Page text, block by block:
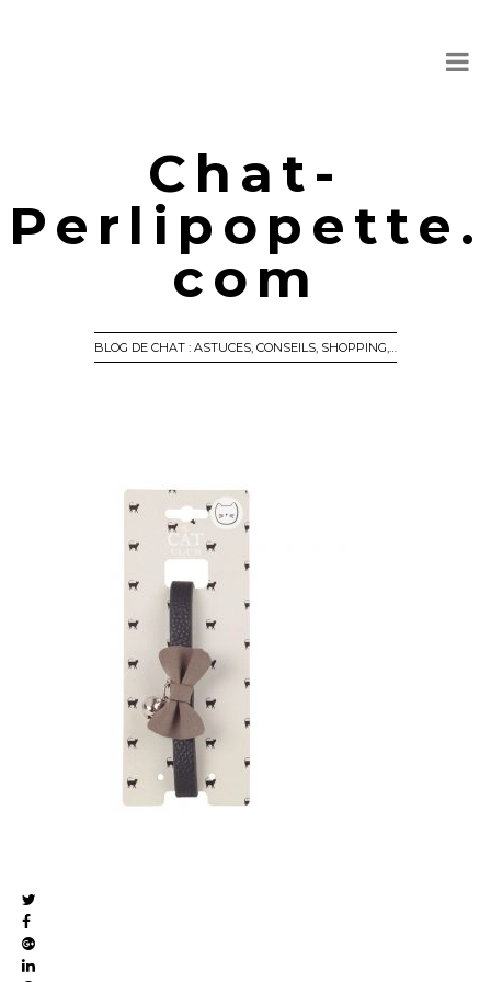
Chat-
Perlipopette.
com
BLOG DE CHAT : ASTUCES, CONSEILS, SHOPPING,…